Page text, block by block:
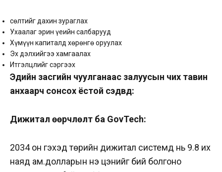
Өсөлтийг дахин зураглах
Ухаалаг эрин үеийн салбарууд
Хүмүүн капиталд хөрөнгө оруулах
Эх дэлхийгээ хамгаалах
Итгэлцлийг сэргээх
Эдийн засгийн чуулганаас залуусын чих тавин
анхаарч сонсох ёстой сэдвүүд:
Дижитал өөрчлөлт ба GovTech:
2034 он гэхэд төрийн дижитал системүүд нь 9.8 их
наяд ам.долларын үнэ цэнийг бий болгоно